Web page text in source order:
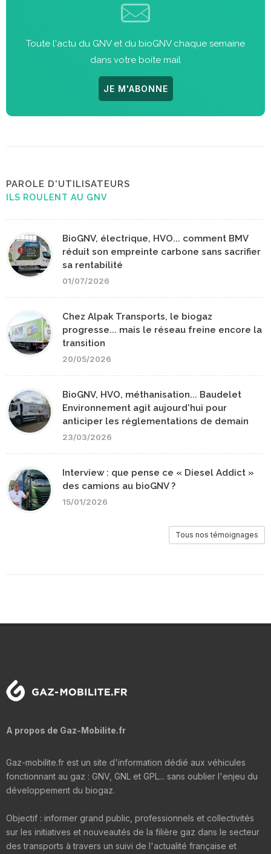
Toute l'actu du GNV et du bioGNV chaque semaine
dans votre boite mail
JE M'ABONNE
PAROLE D'UTILISATEURS
ILS ROULENT AU GNV
BioGNV, électrique, HVO... comment BMV
réduit son empreinte carbone sans sacrifier
sa rentabilité
01/07/2026
Chez Alpak Transports, le biogaz
progresse... mais le réseau freine encore la
transition
20/05/2026
BioGNV, HVO, méthanisation... Baudelet
Environnement agit aujourd'hui pour
anticiper les réglementations de demain
23/03/2026
Interview : que pense ce « Diesel Addict »
des camions au bioGNV ?
15/01/2026
Tous nos témoignages
A propos de Gaz-Mobilite.fr
Gaz-mobilite.fr est un site d'information dédié aux véhicules
fonctionnant au gaz : GNV, GNL et GPL... sans oublier l'enjeu du
développement du biogaz.
Objectif : informer grand public, professionnels et collectivités
sur les initiatives et nouveautés de la filière gaz dans le secteur
des transports à travers un suivi de l'actualité française et